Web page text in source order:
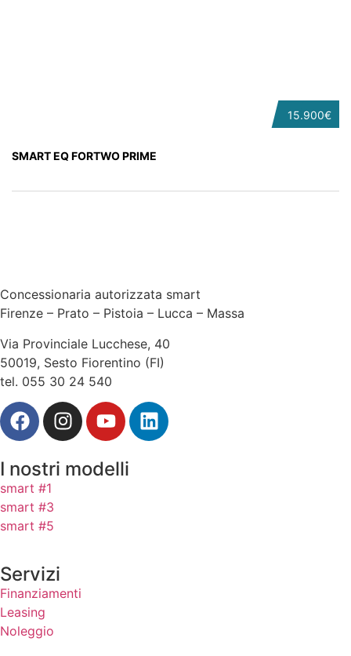
15.900€
SMART EQ FORTWO PRIME
Concessionaria autorizzata smart
Firenze – Prato – Pistoia – Lucca – Massa
Via Provinciale Lucchese, 40
50019, Sesto Fiorentino (FI)
tel. 055 30 24 540
I nostri modelli
smart #1
smart #3
smart #5
Servizi
Finanziamenti
Leasing
Noleggio